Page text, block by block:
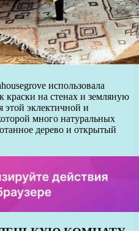
использовала
краски на стенах и земляную
этой эклектичной и
много натуральных
дерево и открытый